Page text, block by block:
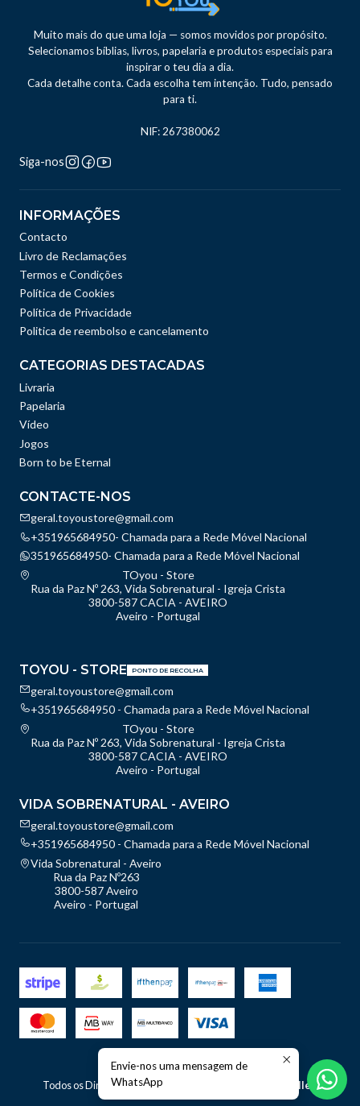
Muito mais do que uma loja — somos movidos por propósito.
Selecionamos bíblias, livros, papelaria e produtos especiais para
inspirar o teu dia a dia.
Cada detalhe conta. Cada escolha tem intenção. Tudo, pensado
para ti.
NIF: 267380062
Siga-nos
INFORMAÇÕES
Contacto
Livro de Reclamações
Termos e Condições
Política de Cookies
Política de Privacidade
Politica de reembolso e cancelamento
CATEGORIAS DESTACADAS
Livraria
Papelaria
Vídeo
Jogos
Born to be Eternal
CONTACTE-NOS
geral.toyoustore@gmail.com
+351965684950- Chamada para a Rede Móvel Nacional
351965684950- Chamada para a Rede Móvel Nacional
TOyou - Store
Rua da Paz Nº 263, Vida Sobrenatural - Igreja Crista
3800-587 CACIA - AVEIRO
Aveiro - Portugal
TOYOU - STORE PONTO DE RECOLHA
geral.toyoustore@gmail.com
+351965684950 - Chamada para a Rede Móvel Nacional
TOyou - Store
Rua da Paz Nº 263, Vida Sobrenatural - Igreja Crista
3800-587 CACIA - AVEIRO
Aveiro - Portugal
VIDA SOBRENATURAL - AVEIRO
geral.toyoustore@gmail.com
+351965684950 - Chamada para a Rede Móvel Nacional
Vida Sobrenatural - Aveiro
Rua da Paz Nº263
3800-587 Aveiro
Aveiro - Portugal
2026 TOyou - Store.
Todos os Direitos Reservados.
Com tecnologia Jumpseller .
Envie-nos uma mensagem de
WhatsApp